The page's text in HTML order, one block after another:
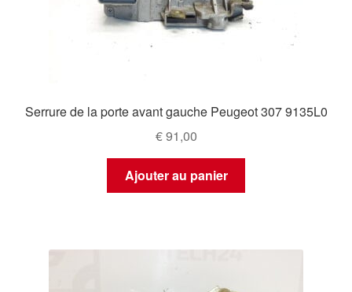
Serrure de la porte avant gauche Peugeot 307 9135L0
€91,00
Ajouter au panier